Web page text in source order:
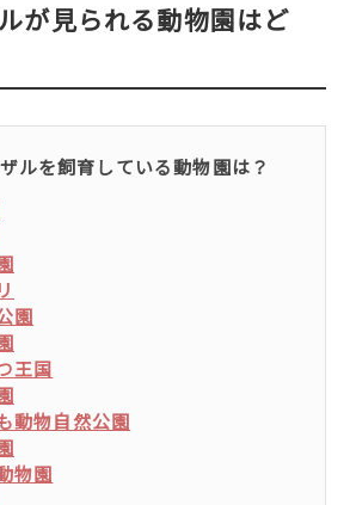
が見られる動物園はど
ルを飼育している動物園は？
園
王国
動物自然公園
物園